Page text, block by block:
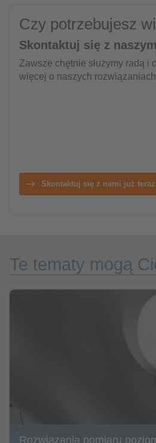
Czy potrzebujesz
Skontaktuj się z
Zawsze chętnie służymy radą
więcej o naszych
Skontaktuj się z nami już teraz
Te tematy mogą
Rozwiązania pomiaru